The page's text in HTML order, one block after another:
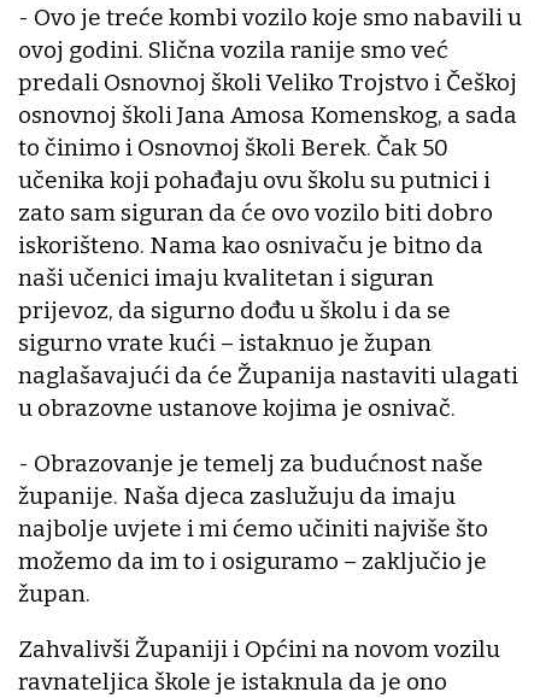
- Ovo je treće kombi vozilo koje smo nabavili u
ovoj godini. Slična vozila ranije smo već
predali Osnovnoj školi Veliko Trojstvo i Češkoj
osnovnoj školi Jana Amosa Komenskog, a sada
to činimo i Osnovnoj školi Berek. Čak 50
učenika koji pohađaju ovu školu su putnici i
zato sam siguran da će ovo vozilo biti dobro
iskorišteno. Nama kao osnivaču je bitno da
naši učenici imaju kvalitetan i siguran
prijevoz, da sigurno dođu u školu i da se
sigurno vrate kući – istaknuo je župan
naglašavajući da će Županija nastaviti ulagati
u obrazovne ustanove kojima je osnivač.
- Obrazovanje je temelj za budućnost naše
županije. Naša djeca zaslužuju da imaju
najbolje uvjete i mi ćemo učiniti najviše što
možemo da im to i osiguramo – zaključio je
župan.
Zahvalivši Županiji i Općini na novom vozilu
ravnateljica škole je istaknula da je ono